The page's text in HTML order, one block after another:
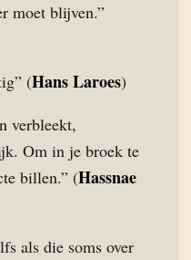
moet blijven.”
(Hans Laroes)
verbleekt,
Om in je broek te
billen.” (Hassnae
als die soms over